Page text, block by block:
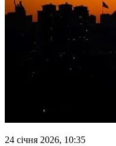
24 січня 2026, 10:35